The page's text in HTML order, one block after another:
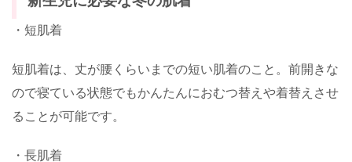
・短肌着
短肌着は、丈が腰くらいまでの短い肌着のこと。前開きな
ので寝ている状態でもかんたんにおむつ替えや着替えさせ
ることが可能です。
・長肌着